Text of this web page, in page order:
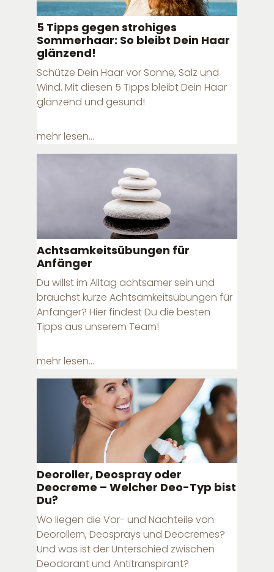
5 Tipps gegen strohiges
Sommerhaar: So bleibt Dein Haar
glänzend!
Schütze Dein Haar vor Sonne, Salz und
Wind. Mit diesen 5 Tipps bleibt Dein Haar
glänzend und gesund!
mehr lesen...
Achtsamkeitsübungen für
Anfänger
Du willst im Alltag achtsamer sein und
brauchst kurze Achtsamkeitsübungen für
Anfänger? Hier findest Du die besten
Tipps aus unserem Team!
mehr lesen...
Deoroller, Deospray oder
Deocreme – Welcher Deo-Typ bist
Du?
Wo liegen die Vor- und Nachteile von
Deorollern, Deosprays und Deocremes?
Und was ist der Unterschied zwischen
Deodorant und Antitranspirant?